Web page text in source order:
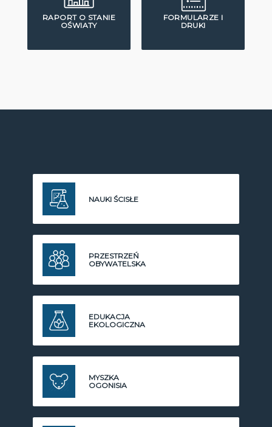
RAPORT O STANIE
OŚWIATY
FORMULARZE I
DRUKI
NAUKI ŚCISŁE
PRZESTRZEŃ
OBYWATELSKA
EDUKACJA
EKOLOGICZNA
MYSZKA
OGONISIA